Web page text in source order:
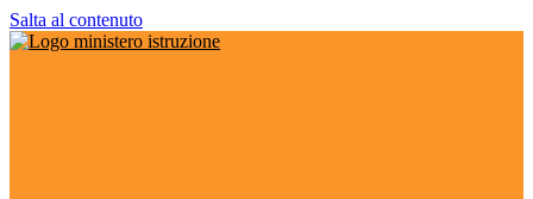
Salta al contenuto